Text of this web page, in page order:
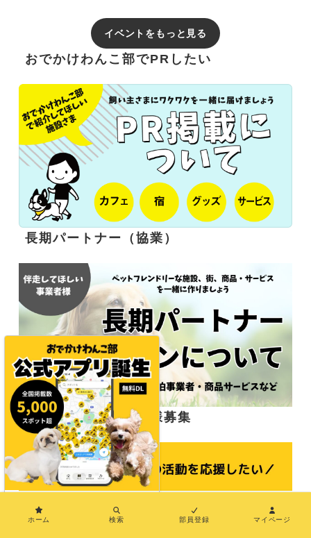
イベントをもっと見る
おでかけわんこ部でPRしたい
長期パートナー（協業）
応援サポーター企業様募集
ホーム 検索 部員登録 マイページ